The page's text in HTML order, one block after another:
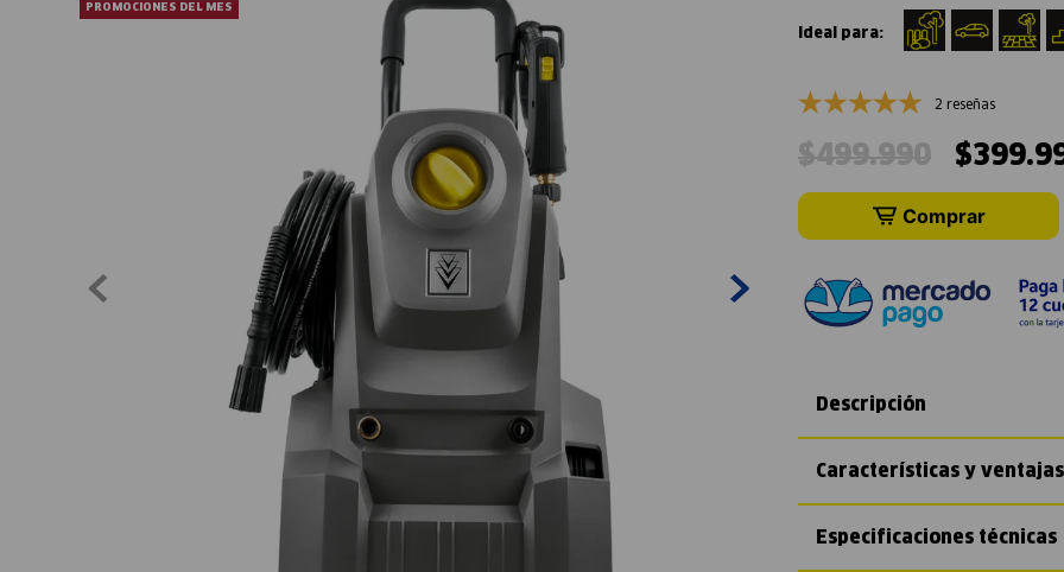
PROMOCIONES DEL MES
2 reseñas
$499.990 $399.
Comprar
Descripción
Características y ventajas
Especificaciones técnicas